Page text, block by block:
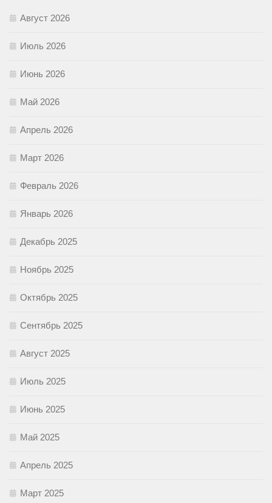
Август 2026
Июль 2026
Июнь 2026
Май 2026
Апрель 2026
Март 2026
Февраль 2026
Январь 2026
Декабрь 2025
Ноябрь 2025
Октябрь 2025
Сентябрь 2025
Август 2025
Июль 2025
Июнь 2025
Май 2025
Апрель 2025
Март 2025